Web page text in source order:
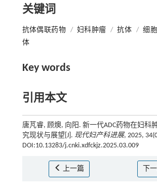
关键词
抗体偶联药物 / 妇科肿瘤 / 抗体 / 细
体
Key words
引用本文
唐芃睿, 顾燠, 向阳. 新一代ADC药物在妇科
究现状与展望[J]. 现代妇产科进展, 2025,
DOI:10.13283/j.cnki.xdfckjz.2025.03.009
上一篇 下